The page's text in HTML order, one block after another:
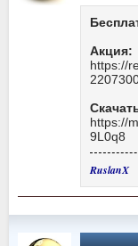
Акция:
https://
https://
9L0q8
RuslanX